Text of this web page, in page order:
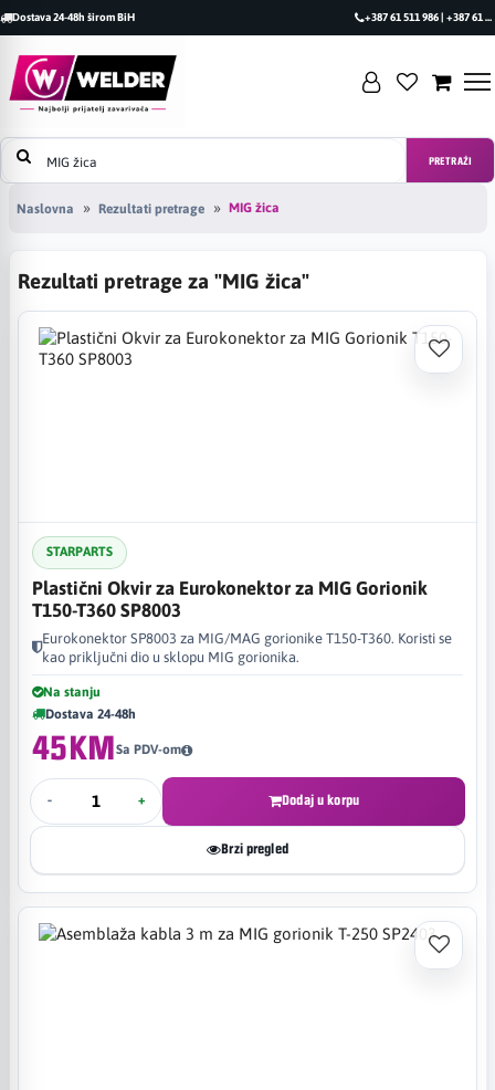
Dostava 24-48h širom BiH +387 61 511 986 | +387 61 493 470
PRETRAŽI
Naslovna Rezultati pretrage MIG žica
Rezultati pretrage za "MIG žica"
STARPARTS
Plastični Okvir za Eurokonektor za MIG Gorionik
T150-T360 SP8003
Eurokonektor SP8003 za MIG/MAG gorionike T150-T360. Koristi se
kao priključni dio u sklopu MIG gorionika.
Na stanju
Dostava 24-48h
45KMSa PDV-om
- + Dodaj u korpu
Brzi pregled